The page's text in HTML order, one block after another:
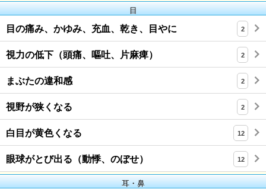
目
目の痛み、かゆみ、充血、乾き、目やに 2
視力の低下（頭痛、嘔吐、片麻痺） 2
まぶたの違和感 2
視野が狭くなる 2
白目が黄色くなる 12
眼球がとび出る（動悸、のぼせ） 12
耳・鼻